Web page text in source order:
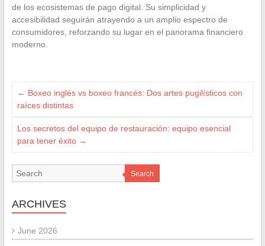
de los ecosistemas de pago digital. Su simplicidad y
accesibilidad seguirán atrayendo a un amplio espectro de
consumidores, reforzando su lugar en el panorama financiero
moderno.
← Boxeo inglés vs boxeo francés: Dos artes pugilísticos con
raíces distintas
Los secretos del equipo de restauración: equipo esencial
para tener éxito →
Search
ARCHIVES
June 2026